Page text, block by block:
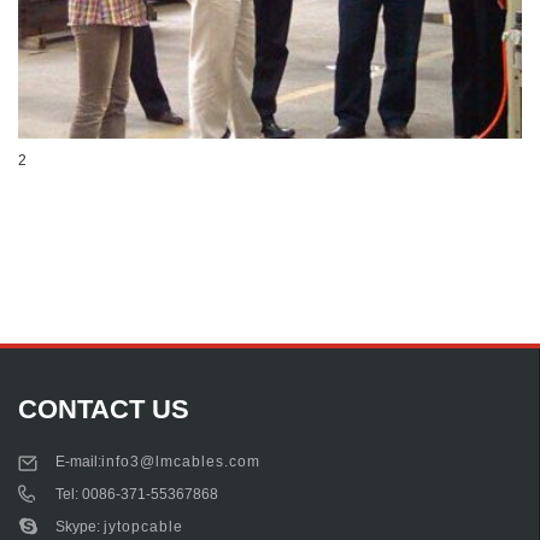
2
CONTACT US
E-mail:info3@lmcables.com
Tel: 0086-371-55367868
Skype: jytopcable